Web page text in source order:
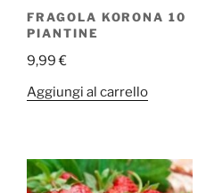
FRAGOLA KORONA 10
PIANTINE
9,99€
Aggiungi al carrello